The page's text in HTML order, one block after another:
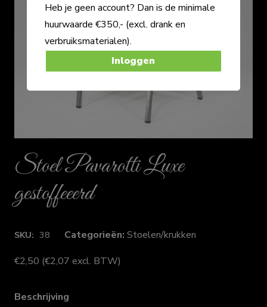
Stoel Pavarotti Luxe
gestoffeeerd
SKU: 38 Categorieën: Stoelen/krukken
€2,50 (€2,07 excl. BTW)
Beschrijving
Heb je geen account? Dan is de minimale
huurwaarde €350,- (excl. drank en
verbruiksmaterialen).
Inloggen